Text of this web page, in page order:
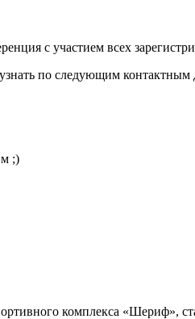
с участием всех
по следующим контактным
;)
комплекса «Шериф»,